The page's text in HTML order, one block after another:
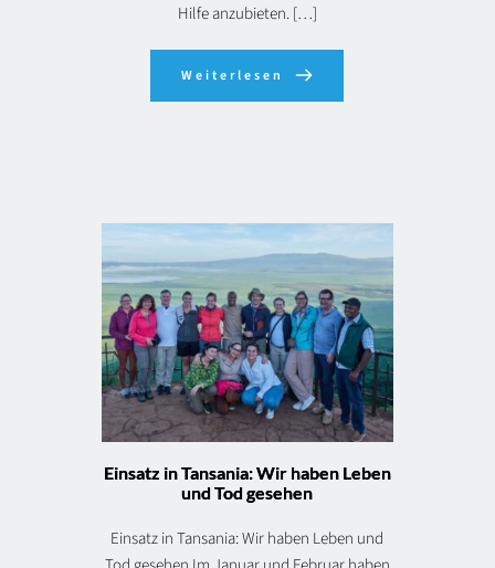
Hilfe anzubieten. […]
Weiterlesen
Einsatz in Tansania: Wir haben Leben
und Tod gesehen
Einsatz in Tansania: Wir haben Leben und